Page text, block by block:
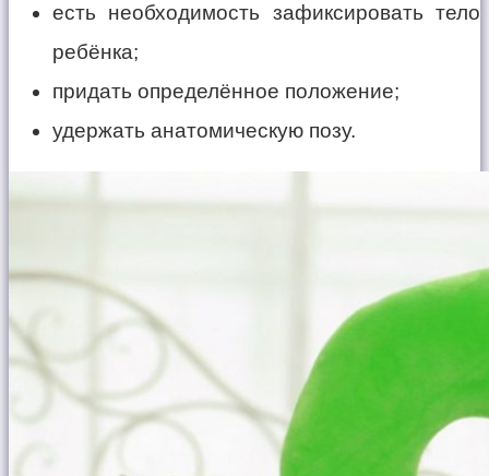
есть необходимость зафиксировать тело
ребёнка;
придать определённое положение;
удержать анатомическую позу.